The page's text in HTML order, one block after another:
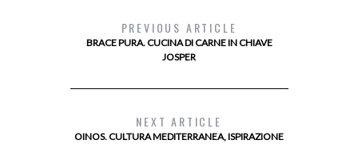
PREVIOUS ARTICLE
BRACE PURA. CUCINA DI CARNE IN CHIAVE
JOSPER
NEXT ARTICLE
OINOS. CULTURA MEDITERRANEA, ISPIRAZIONE